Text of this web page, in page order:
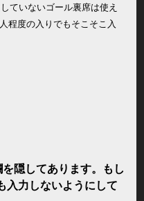
ていないゴール裏席は使え
程度の入りでもそこそこ入
隠してあります。もし
入力しないようにして